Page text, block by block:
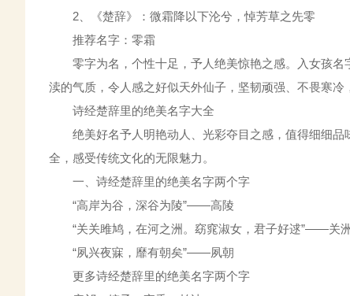
2、《楚辞》：微霜降以下沦兮，悼芳草之先零
推荐名字：零霜
零字为名，个性十足，予人绝美惊艳之感。入女孩名
渎的气质，令人感之好似天外仙子，坚韧顽强、不畏寒冷
诗经楚辞里的绝美名字大全
绝美好名予人明艳动人、光彩夺目之感，值得细细品
全，感受传统文化的无限魅力。
一、诗经楚辞里的绝美名字两个字
“高岸为谷，深谷为陵”——高陵
“关关雎鸠，在河之洲。窈窕淑女，君子好逑”——关洲
“夙兴夜寐，靡有朝矣”——夙朝
更多诗经楚辞里的绝美名字两个字